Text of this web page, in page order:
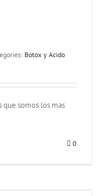
Botox y Acido
que somos los mas
0